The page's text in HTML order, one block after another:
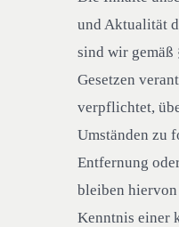
und Aktualität
sind wir gemäß
Gesetzen
verpflichtet,
Umständen zu
Entfernung
bleiben
Kenntnis einer